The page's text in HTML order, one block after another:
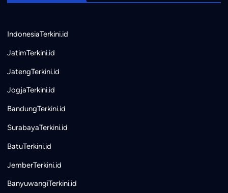
IndonesiaTerkini.id
JatimTerkini.id
JatengTerkini.id
JogjaTerkini.id
BandungTerkini.id
SurabayaTerkini.id
BatuTerkini.id
JemberTerkini.id
BanyuwangiTerkini.id